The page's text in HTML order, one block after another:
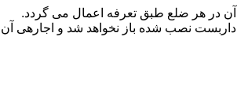
در هر ضلع طبق تعرفه اعمال می گردد.
نصب شده باز نخواهد شد و اجاره­ی